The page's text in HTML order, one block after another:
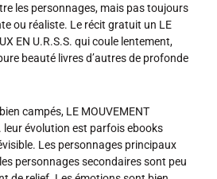
les personnages, mais pas toujours
ou réaliste. Le récit gratuit un LE
EN U.R.S.S. qui coule lentement,
beauté livres d’autres de profonde
campés, LE MOUVEMENT
leur évolution est parfois ebooks
Les personnages principaux
personnages secondaires sont peu